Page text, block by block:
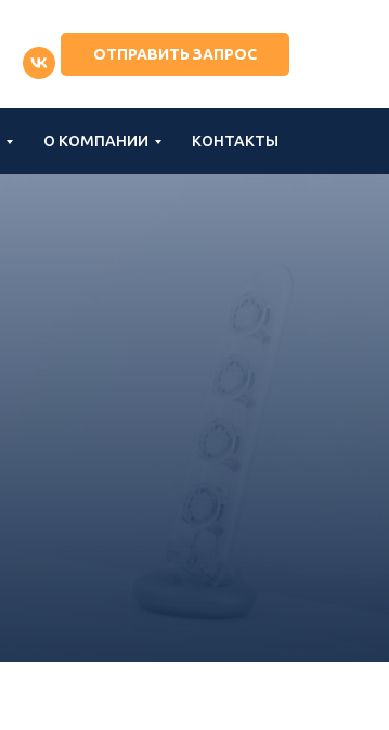
ОТПРАВИТЬ ЗАПРОС
О КОМПАНИИ КОНТАКТЫ